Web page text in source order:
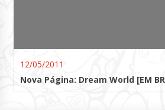
12/05/2011
Nova Página: Dream World [EM